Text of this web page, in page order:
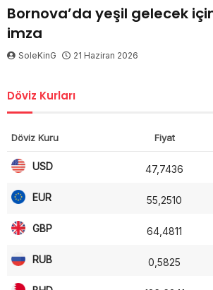
Bornova’da yeşil gelecek
imza
SoleKinG 21 Haziran 2026
Döviz Kurları
Döviz Kuru Fiyat
USD 47,7436
EUR 55,2510
GBP 64,4811
RUB 0,5825